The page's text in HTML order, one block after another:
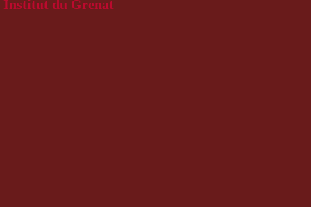
Institut du Grenat